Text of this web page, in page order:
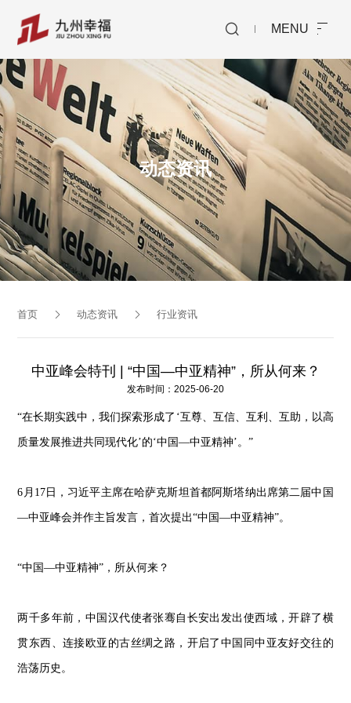
MENU
动态资讯
首页 动态资讯 行业资讯
中亚峰会特刊 | “中国—中亚精神”，所从何来？
发布时间：2025-06-20
“在长期实践中，我们探索形成了‘互尊、互信、互利、互助，以高
质量发展推进共同现代化’的‘中国—中亚精神’。”
6月17日，习近平主席在哈萨克斯坦首都阿斯塔纳出席第二届中国
—中亚峰会并作主旨发言，首次提出“中国—中亚精神”。
“中国—中亚精神”，所从何来？
两千多年前，中国汉代使者张骞自长安出发出使西域，开辟了横
贯东西、连接欧亚的古丝绸之路，开启了中国同中亚友好交往的
浩荡历史。